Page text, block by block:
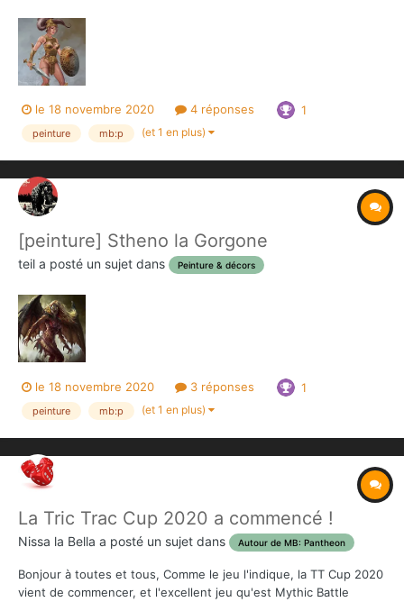
le 18 novembre 2020 4 réponses 1
peinture mb:p (et 1 en plus)
[peinture] Stheno la Gorgone
teil a posté un sujet dans Peinture & décors
le 18 novembre 2020 3 réponses 1
peinture mb:p (et 1 en plus)
La Tric Trac Cup 2020 a commencé !
Nissa la Bella a posté un sujet dans Autour de MB: Pantheon
Bonjour à toutes et tous, Comme le jeu l'indique, la TT Cup 2020
vient de commencer, et l'excellent jeu qu'est Mythic Battle